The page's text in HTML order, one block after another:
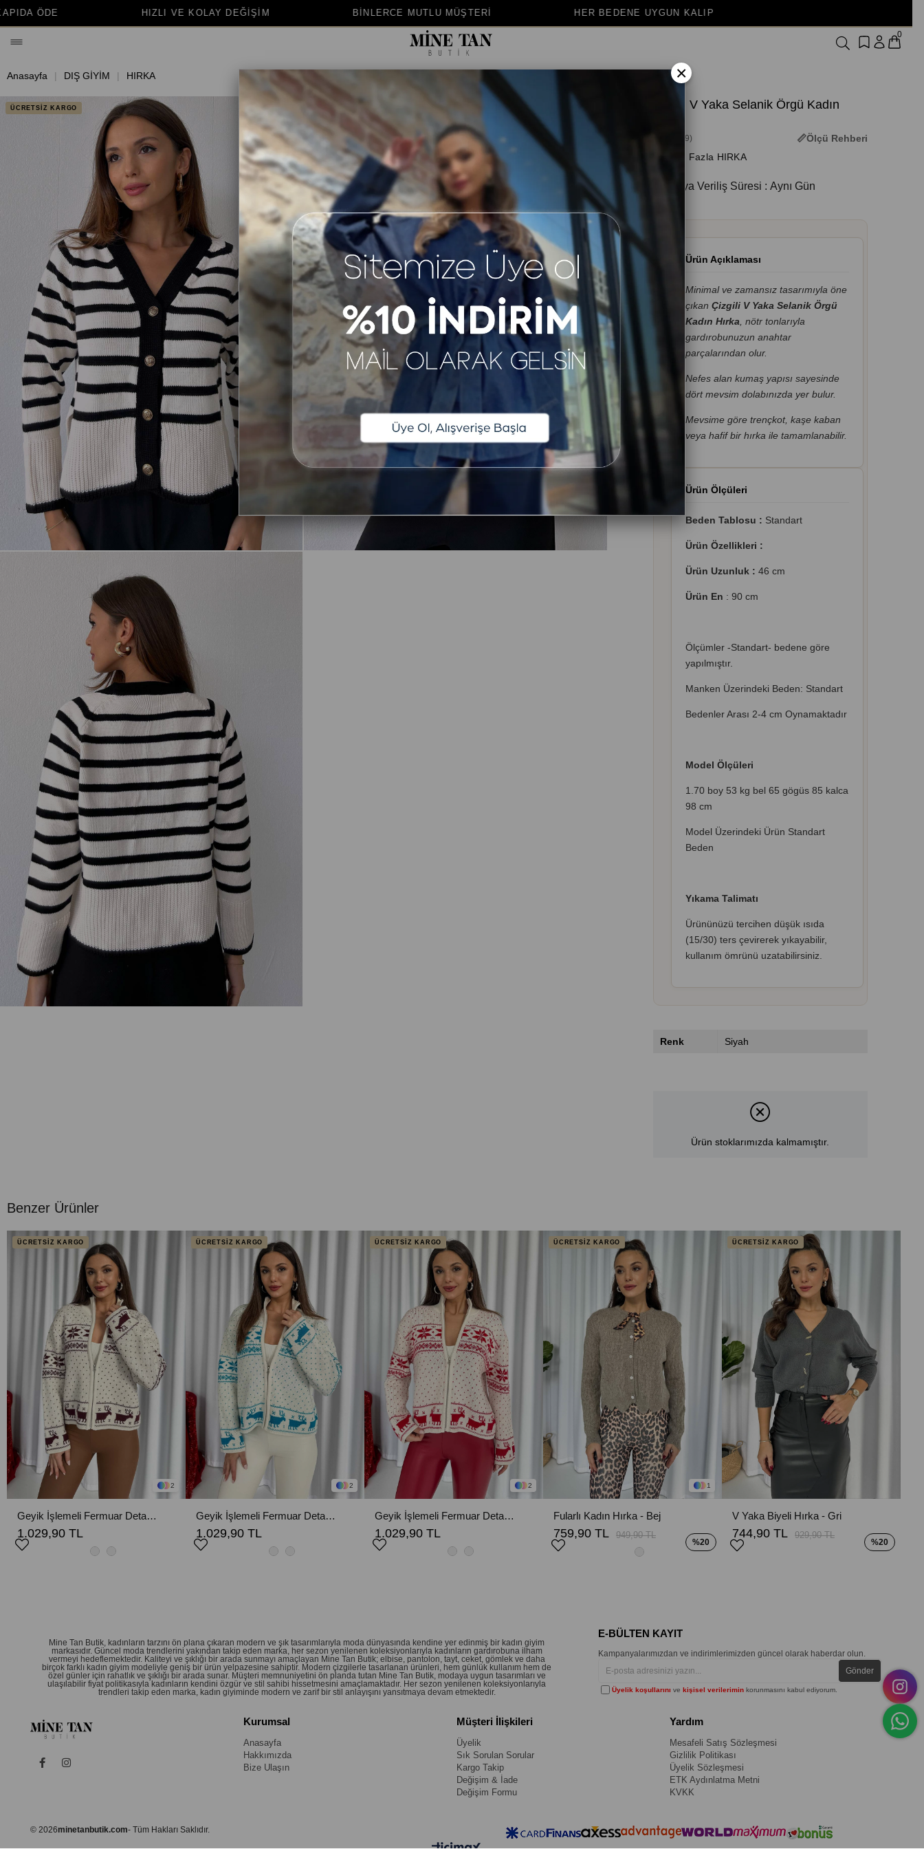
HIZLI VE KOLAY DEĞİŞİM BİNLERCE MUTLU MÜŞTERİ HER BEDENE UYGUN KALIP
0
Anasayfa DIŞ GİYİM HIRKA
ÜCRETSİZ KARGO
Çizgili V Yaka Selanik Örgü Kadın
(3M-2699)
Ölçü Rehberi
+ Daha Fazla HIRKA
Kargoya Veriliş Süresi : Aynı Gün
Ürün Açıklaması
Minimal ve zamansız tasarımıyla öne
çıkan Çizgili V Yaka Selanik Örgü
Kadın Hırka , nötr tonlarıyla
gardırobunuzun anahtar
parçalarından olur.
Nefes alan kumaş yapısı sayesinde
dört mevsim dolabınızda yer bulur.
Mevsime göre trençkot, kaşe kaban
veya hafif bir hırka ile tamamlanabilir.
Ürün Ölçüleri
Beden Tablosu : Standart
Ürün Özellikleri :
Ürün Uzunluk : 46 cm
Ürün En : 90 cm
Ölçümler -Standart- bedene göre
yapılmıştır.
Manken Üzerindeki Beden: Standart
Bedenler Arası 2-4 cm Oynamaktadır
Model Ölçüleri
1.70 boy 53 kg bel 65 gögüs 85 kalca
98 cm
Model Üzerindeki Ürün Standart
Beden
Yıkama Talimatı
Ürününüzü tercihen düşük ısıda
(15/30) ters çevirerek yıkayabilir,
kullanım ömrünü uzatabilirsiniz.
Renk Siyah
Ürün stoklarımızda kalmamıştır.
Benzer Ürünler
ÜCRETSİZ KARGO
2
Geyik İşlemeli Fermuar Detaylı Kadın Hırka - Bordo
1.029,90 TL
ÜCRETSİZ KARGO
2
Geyik İşlemeli Fermuar Detaylı Kadın Hırka - Mavi
1.029,90 TL
ÜCRETSİZ KARGO
2
Geyik İşlemeli Fermuar Detaylı Kadın Hırka - Kırmızı
1.029,90 TL
ÜCRETSİZ KARGO
1
Fularlı Kadın Hırka - Bej
759,90 TL 949,90 TL
%20
ÜCRETSİZ KARGO
V Yaka Biyeli Hırka - Gri
744,90 TL 929,90 TL
%20
Mine Tan Butik, kadınların tarzını ön plana çıkaran modern ve şık tasarımlarıyla moda dünyasında kendine yer edinmiş bir kadın giyim
markasıdır. Güncel moda trendlerini yakından takip eden marka, her sezon yenilenen koleksiyonlarıyla kadınların gardırobuna ilham
vermeyi hedeflemektedir. Kaliteyi ve şıklığı bir arada sunmayı amaçlayan Mine Tan Butik; elbise, pantolon, tayt, ceket, gömlek ve daha
birçok farklı kadın giyim modeliyle geniş bir ürün yelpazesine sahiptir. Modern çizgilerle tasarlanan ürünleri, hem günlük kullanım hem de
özel günler için rahatlık ve şıklığı bir arada sunar. Müşteri memnuniyetini ön planda tutan Mine Tan Butik, modaya uygun tasarımları ve
ulaşılabilir fiyat politikasıyla kadınların kendini özgür ve stil sahibi hissetmesini amaçlamaktadır. Her sezon yenilenen koleksiyonlarıyla
trendleri takip eden marka, kadın giyiminde modern ve zarif bir stil anlayışını yansıtmaya devam etmektedir.
E-BÜLTEN KAYIT
Kampanyalarımızdan ve indirimlerimizden güncel olarak haberdar olun.
Gönder
Üyelik koşullarını vekişisel verilerimin korunmasını kabul ediyorum.
Kurumsal
Anasayfa
Hakkımızda
Bize Ulaşın
Müşteri İlişkileri
Üyelik
Sık Sorulan Sorular
Kargo Takip
Değişim & İade
Değişim Formu
Yardım
Mesafeli Satış Sözleşmesi
Gizlilik Politikası
Üyelik Sözleşmesi
ETK Aydınlatma Metni
KVKK
© 2026minetanbutik.com- Tüm Hakları Saklıdır.
×